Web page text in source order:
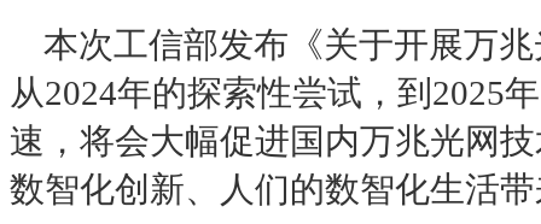
本次工信部发布《关于开展万
从2024年的探索性尝试，到2025
速，将会大幅促进国内万兆光网
数智化创新、人们的数智化生活